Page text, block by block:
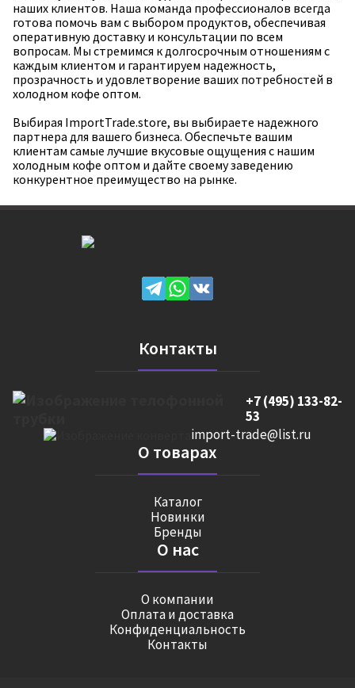
наших клиентов. Наша команда профессионалов всегда
готова помочь вам с выбором продуктов, обеспечивая
оперативную доставку и консультации по всем
вопросам. Мы стремимся к долгосрочным отношениям с
каждым клиентом и гарантируем надежность,
прозрачность и удовлетворение ваших потребностей в
холодном кофе оптом.
Выбирая ImportTrade.store, вы выбираете надежного
партнера для вашего бизнеса. Обеспечьте вашим
клиентам самые лучшие вкусовые ощущения с нашим
холодным кофе оптом и дайте своему заведению
конкурентное преимущество на рынке.
Контакты
+7 (495) 133-82-
53
import-trade@list.ru
О товарах
Каталог
Новинки
Бренды
О нас
О компании
Оплата и доставка
Конфиденциальность
Контакты